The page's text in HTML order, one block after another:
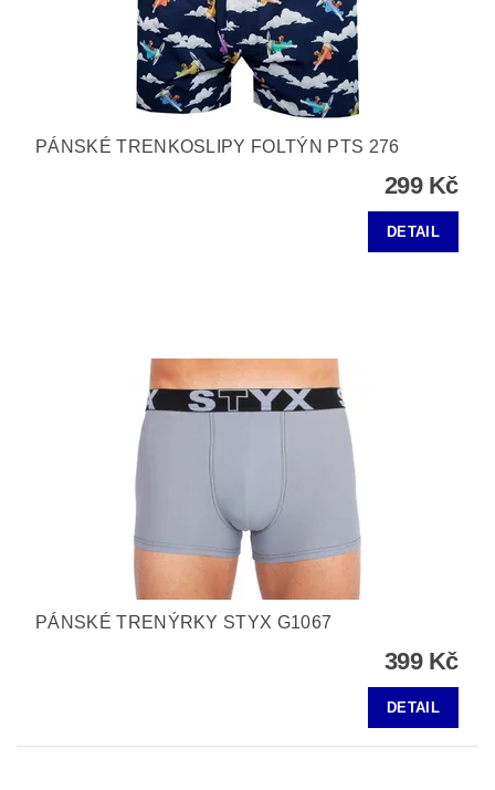
PÁNSKÉ TRENKOSLIPY FOLTÝN PTS 276
299 Kč
DETAIL
PÁNSKÉ TRENÝRKY STYX G1067
399 Kč
DETAIL